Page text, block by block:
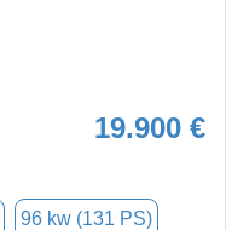
19.900 €
96 kw (131 PS)